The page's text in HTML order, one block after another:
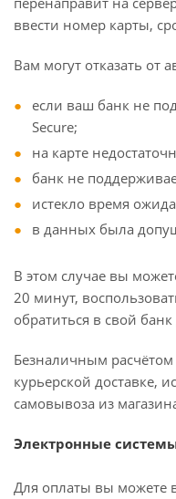
ввести номер карты,
Вам могут отказать от
если ваш банк не
Secure;
на карте
банк не
истекло время
в данных была
В этом случае вы
20 минут,
обратиться в свой
Безналичным
курьерской доставке,
самовывоза из
Электронные
Для оплаты вы можете